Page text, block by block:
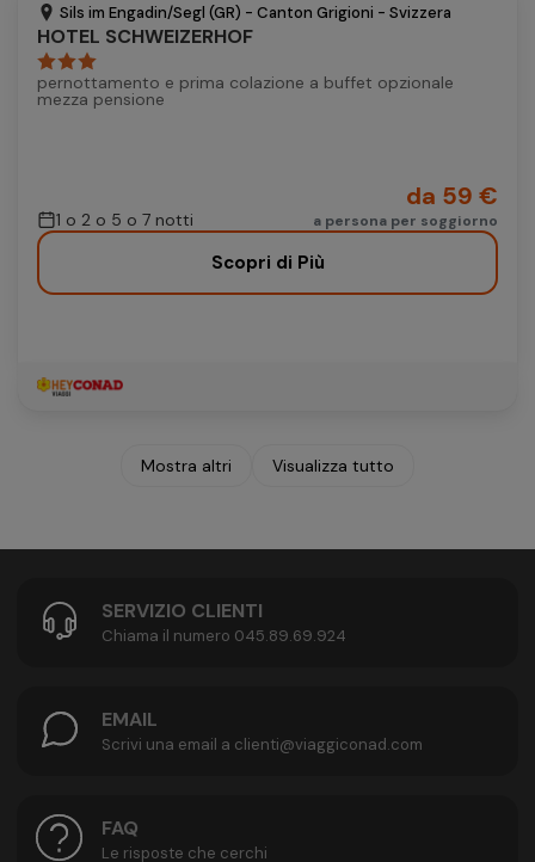
Sils im Engadin/Segl (GR) - Canton Grigioni - Svizzera
HOTEL SCHWEIZERHOF
pernottamento e prima colazione a buffet opzionale
mezza pensione
1 o 2 o 5 o 7 notti
da 59 €
a persona per soggiorno
Scopri di Più
Mostra altri Visualizza tutto
SERVIZIO CLIENTI
Chiama il numero 045.89.69.924
EMAIL
Scrivi una email a clienti@viaggiconad.com
FAQ
Le risposte che cerchi